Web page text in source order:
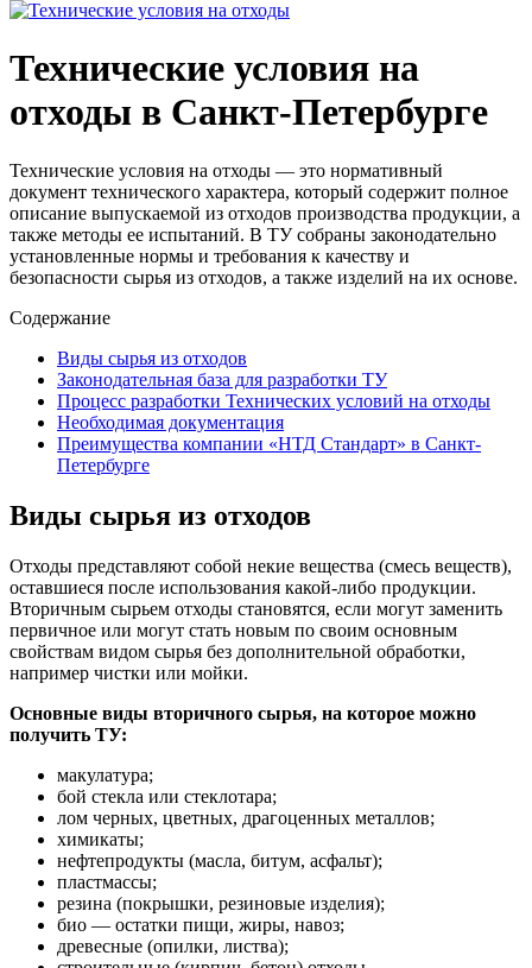
Технические условия на
отходы в Санкт-Петербурге
Технические условия на отходы — это нормативный
документ технического характера, который содержит полное
описание выпускаемой из отходов производства продукции, а
также методы ее испытаний. В ТУ собраны законодательно
установленные нормы и требования к качеству и
безопасности сырья из отходов, а также изделий на их основе.
Содержание
Виды сырья из отходов
Законодательная база для разработки ТУ
Процесс разработки Технических условий на отходы
Необходимая документация
Преимущества компании «НТД Стандарт» в Санкт-
Петербурге
Виды сырья из отходов
Отходы представляют собой некие вещества (смесь веществ),
оставшиеся после использования какой-либо продукции.
Вторичным сырьем отходы становятся, если могут заменить
первичное или могут стать новым по своим основным
свойствам видом сырья без дополнительной обработки,
например чистки или мойки.
Основные виды вторичного сырья, на которое можно
получить ТУ:
макулатура;
бой стекла или стеклотара;
лом черных, цветных, драгоценных металлов;
химикаты;
нефтепродукты (масла, битум, асфальт);
пластмассы;
резина (покрышки, резиновые изделия);
био — остатки пищи, жиры, навоз;
древесные (опилки, листва);